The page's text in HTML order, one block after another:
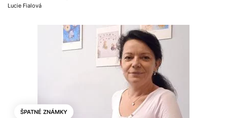
Lucie Fialová
ŠPATNÉ ZNÁMKY